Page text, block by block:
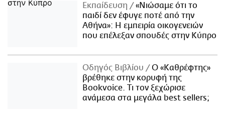
Εκπαίδευση
«Νιώσαμε ότι το
παιδί δεν έφυγε ποτέ από την
Αθήνα»: Η εμπειρία οικογενειών
που επέλεξαν σπουδές στην Κύπρο
Οδηγός Βιβλίου
Ο «Καθρέφτης»
βρέθηκε στην κορυφή της
Bookvoice. Τι τον ξεχώρισε
ανάμεσα στα μεγάλα best sellers;